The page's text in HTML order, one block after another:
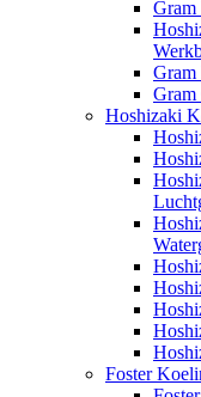
Gram
Gram
Gram
Hoshizaki
Foster